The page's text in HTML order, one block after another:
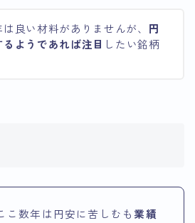
良い材料がありませんが、 円
ようであれば注目 したい銘柄
こ数年は円安に苦しむも 業績